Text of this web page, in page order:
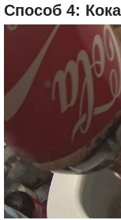
Способ 4: